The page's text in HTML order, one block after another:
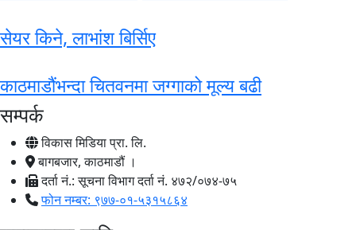
सेयर किने, लाभांश बिर्सिए
काठमाडौंभन्दा चितवनमा जग्गाको मूल्य बढी
सम्पर्क
विकास मिडिया प्रा. लि.
बागबजार, काठमाडौं ।
दर्ता नं.: सूचना विभाग दर्ता नं. ४७२/०७४-७५
फोन नम्बर: ९७७-०१-५३१५८६४